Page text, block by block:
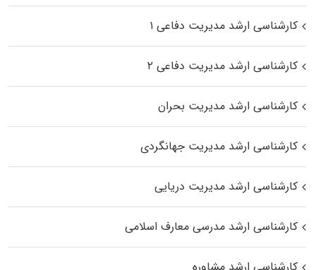
کارشناسی ارشد مدیریت دفاعی ۱
کارشناسی ارشد مدیریت دفاعی ۲
کارشناسی ارشد مدیریت بحران
کارشناسی ارشد مدیریت جهانگردی
کارشناسی ارشد مدیریت دریایی
کارشناسی ارشد مدرسی معارف اسلامی